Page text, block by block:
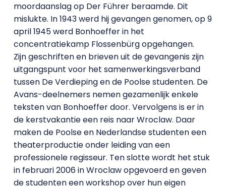
moordaanslag op Der Führer beraamde. Dit
mislukte. In 1943 werd hij gevangen genomen, op 9
april 1945 werd Bonhoeffer in het
concentratiekamp Flossenbürg opgehangen.
Zijn geschriften en brieven uit de gevangenis zijn
uitgangspunt voor het samenwerkingsverband
tussen De Verdieping en de Poolse studenten. De
Avans-deelnemers nemen gezamenlijk enkele
teksten van Bonhoeffer door. Vervolgens is er in
de kerstvakantie een reis naar Wroclaw. Daar
maken de Poolse en Nederlandse studenten een
theaterproductie onder leiding van een
professionele regisseur. Ten slotte wordt het stuk
in februari 2006 in Wroclaw opgevoerd en geven
de studenten een workshop over hun eigen